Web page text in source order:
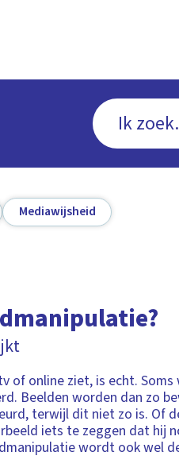
Mediawijsheid
of online ziet, is echt. Soms
Beelden worden dan zo
terwijl dit niet zo is. Of
iets te zeggen dat hij
wordt ook wel